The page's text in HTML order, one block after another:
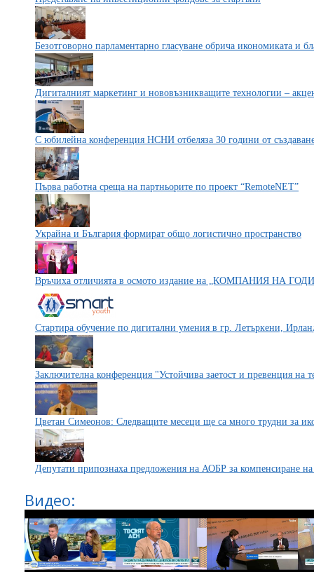
Безотговорно парламентарно гласуване обрича икономиката и
Дигиталният маркетинг и нововъзникващите технологии –
С юбилейна конференция НСНИ отбеляза 30 години от
Първа работна среща на партньорите по проект “RemoteNET”
Украйна и България формират общо логистично пространство
Връчиха отличията в осмото издание на „КОМПАНИЯ НА
Стартира обучение по дигитални умения в гр. Летъркени,
Заключителна конференция "Устойчива заетост и превенция на
Цветан Симеонов: Следващите месеци ще са много трудни за
Депутати припознаха предложения на АОБР за компенсиране на
Видео: